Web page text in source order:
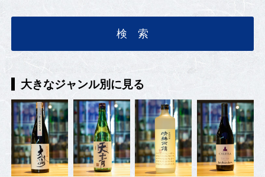
大きなジャンル別に見る